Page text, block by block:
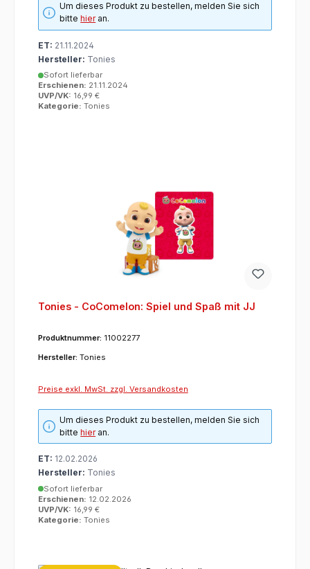
Um dieses Produkt zu bestellen, melden Sie sich
bittehieran.
ET: 21.11.2024
Hersteller: Tonies
Sofort lieferbar
Erschienen: 21.11.2024
UVP/VK: 16,99 €
Kategorie: Tonies
Tonies - CoComelon: Spiel und Spaß mit JJ
Produktnummer: 11002277
Hersteller: Tonies
Preise exkl. MwSt. zzgl. Versandkosten
Um dieses Produkt zu bestellen, melden Sie sich
bittehieran.
ET: 12.02.2026
Hersteller: Tonies
Sofort lieferbar
Erschienen: 12.02.2026
UVP/VK: 16,99 €
Kategorie: Tonies